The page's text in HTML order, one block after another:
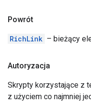
Powrót
RichLink – bieżący
Autoryzacja
Skrypty korzystające z
z użyciem co najmniej